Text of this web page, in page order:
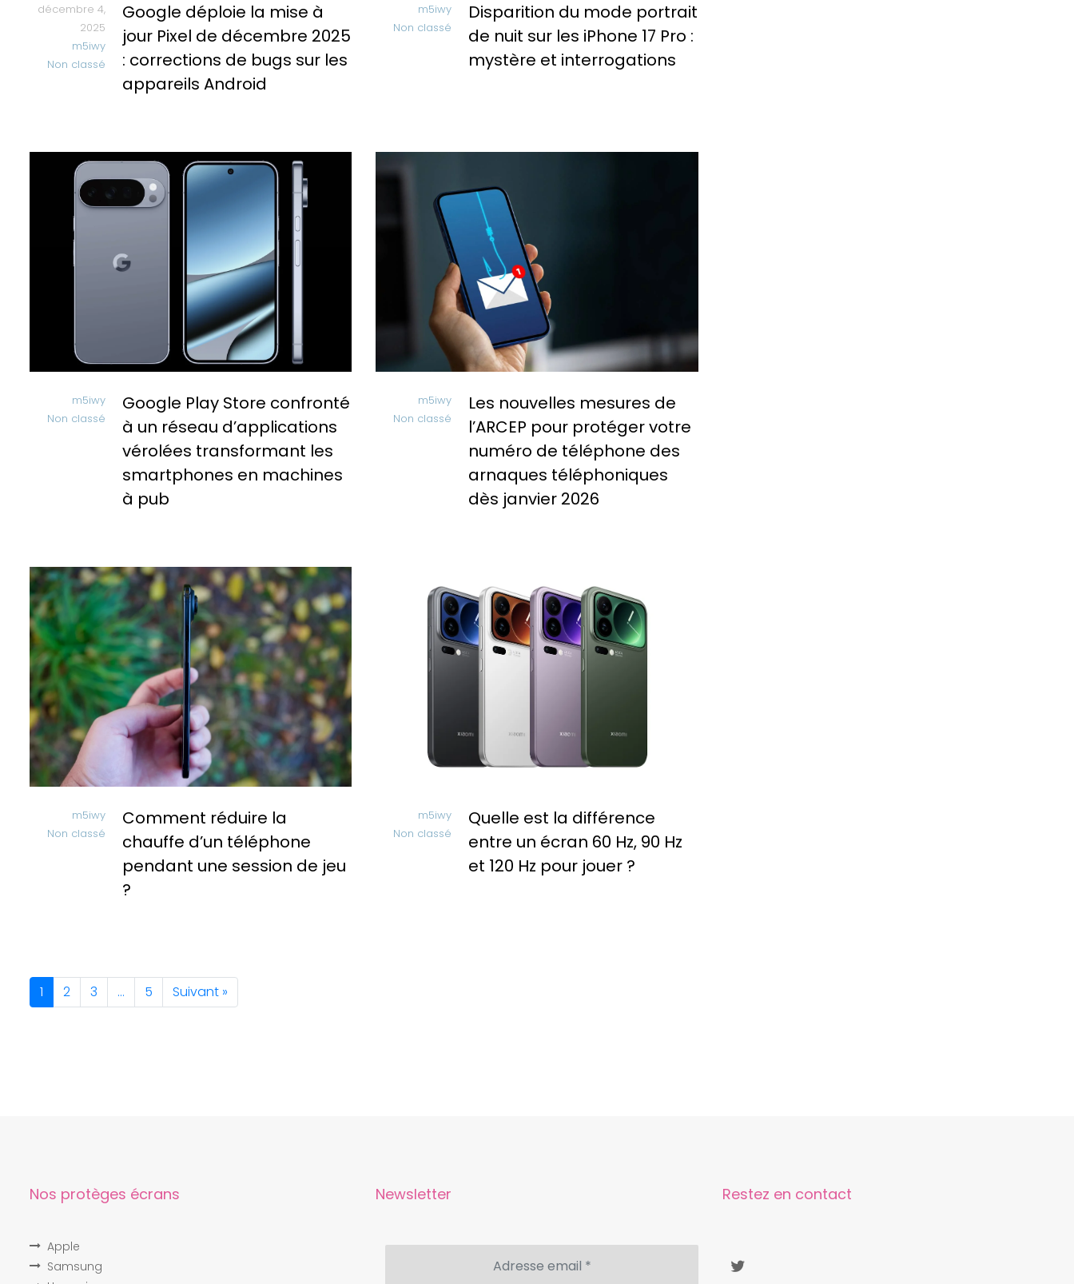
décembre 4,
2025
m5iwy
Non classé
Google déploie la mise à
jour Pixel de décembre 2025
: corrections de bugs sur les
appareils Android
m5iwy
Non classé
Disparition du mode portrait
de nuit sur les iPhone 17 Pro :
mystère et interrogations
m5iwy
Non classé
Google Play Store confronté
à un réseau d’applications
vérolées transformant les
smartphones en machines
à pub
m5iwy
Non classé
Les nouvelles mesures de
l’ARCEP pour protéger votre
numéro de téléphone des
arnaques téléphoniques
dès janvier 2026
m5iwy
Non classé
Comment réduire la
chauffe d’un téléphone
pendant une session de jeu
?
m5iwy
Non classé
Quelle est la différence
entre un écran 60 Hz, 90 Hz
et 120 Hz pour jouer ?
1 2 3 … 5 Suivant »
Nos protèges écrans
Apple
Samsung
Newsletter Restez en contact